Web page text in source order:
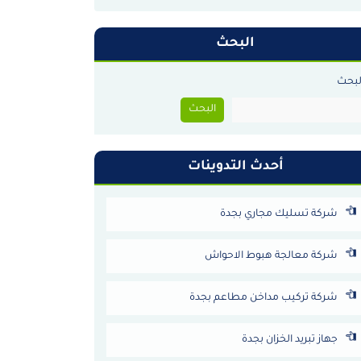
البحث
البحث
أحدث التدوينات
شركة تسليك مجاري بجدة
شركة معالجة هبوط الاحواش
شركة تركيب مداخن مطاعم بجدة
جهاز تبريد الخزان بجدة